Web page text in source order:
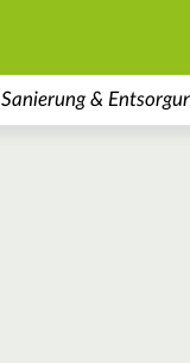
Sanierung &